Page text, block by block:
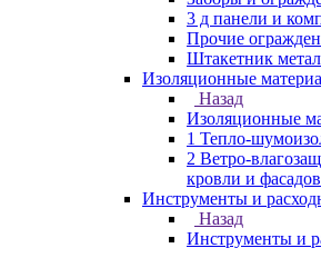
3 д панели и
Прочие
Штакетник
Изоляционные
Назад
Изоляционные
1 Тепло-
2 Ветро-
кровли и фасадов
Инструменты и
Назад
Инструменты и